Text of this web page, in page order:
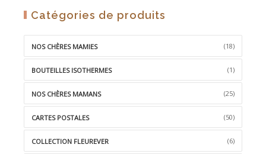
Catégories de produits
NOS CHÈRES MAMIES (18)
BOUTEILLES ISOTHERMES (1)
NOS CHÈRES MAMANS (25)
CARTES POSTALES (50)
COLLECTION FLEUREVER (6)